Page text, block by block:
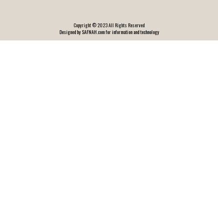
Copyright © 2023 All Rights Reserved
Designed by SAFNAH.com for information and technology